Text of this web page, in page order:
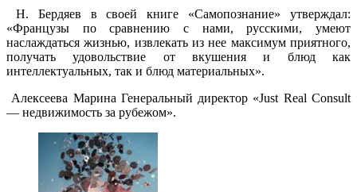
Н. Бердяев в своей книге «Самопознание» утверждал:
«Французы по сравнению с нами, русскими, умеют
наслаждаться жизнью, извлекать из нее максимум приятного,
получать удовольствие от вкушения и блюд как
интеллектуальных, так и блюд материальных».
Алексеева Марина Генеральный директор «Just Real Consult
— недвижимость за рубежом».